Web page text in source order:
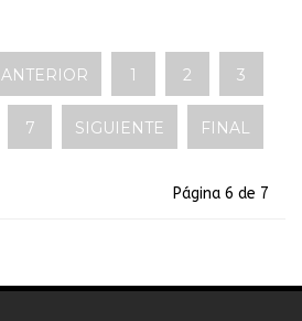
ANTERIOR 1 2 3
7 SIGUIENTE FINAL
Página 6 de 7